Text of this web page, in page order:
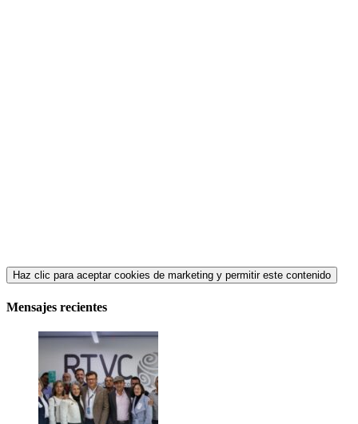
Haz clic para aceptar cookies de marketing y permitir este contenido
Mensajes recientes